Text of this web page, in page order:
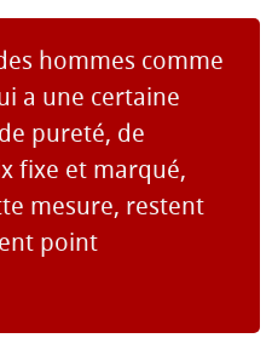
hommes comme
a une certaine
pureté, de
fixe et marqué,
mesure, restent
point